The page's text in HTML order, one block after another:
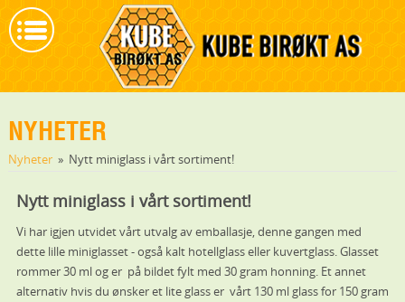
NYHETER
Nyheter » Nytt miniglass i vårt sortiment!
Nytt miniglass i vårt sortiment!
Vi har igjen utvidet vårt utvalg av emballasje, denne gangen med
dette lille miniglasset - også kalt hotellglass eller kuvertglass. Glasset
rommer 30 ml og er på bildet fylt med 30 gram honning. Et annet
alternativ hvis du ønsker et lite glass er vårt 130 ml glass for 150 gram